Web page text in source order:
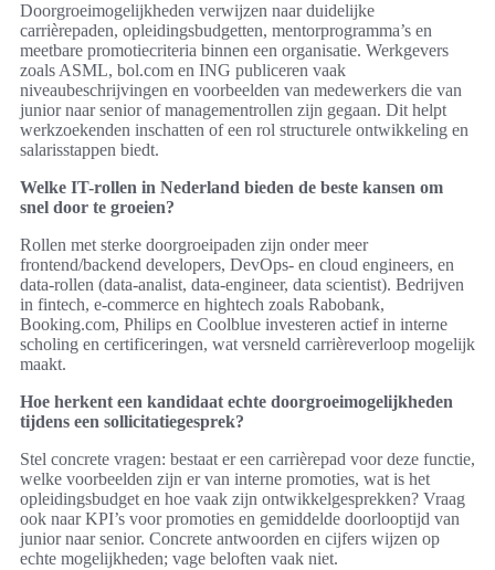
Doorgroeimogelijkheden verwijzen naar duidelijke
carrièrepaden, opleidingsbudgetten, mentorprogramma’s en
meetbare promotiecriteria binnen een organisatie. Werkgevers
zoals ASML, bol.com en ING publiceren vaak
niveaubeschrijvingen en voorbeelden van medewerkers die van
junior naar senior of managementrollen zijn gegaan. Dit helpt
werkzoekenden inschatten of een rol structurele ontwikkeling en
salarisstappen biedt.
Welke IT-rollen in Nederland bieden de beste kansen om
snel door te groeien?
Rollen met sterke doorgroeipaden zijn onder meer
frontend/backend developers, DevOps- en cloud engineers, en
data-rollen (data-analist, data-engineer, data scientist). Bedrijven
in fintech, e‑commerce en hightech zoals Rabobank,
Booking.com, Philips en Coolblue investeren actief in interne
scholing en certificeringen, wat versneld carrièreverloop mogelijk
maakt.
Hoe herkent een kandidaat echte doorgroeimogelijkheden
tijdens een sollicitatiegesprek?
Stel concrete vragen: bestaat er een carrièrepad voor deze functie,
welke voorbeelden zijn er van interne promoties, wat is het
opleidingsbudget en hoe vaak zijn ontwikkelgesprekken? Vraag
ook naar KPI’s voor promoties en gemiddelde doorlooptijd van
junior naar senior. Concrete antwoorden en cijfers wijzen op
echte mogelijkheden; vage beloften vaak niet.